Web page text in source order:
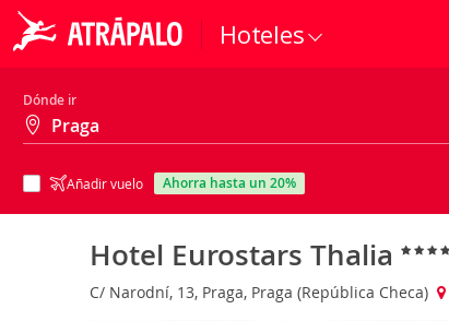
Hoteles
Dónde ir
Añadir vuelo ahorra hasta un 20%
Hotel Eurostars Thalia
C/ Narodní, 13, Praga, Praga (República Checa)